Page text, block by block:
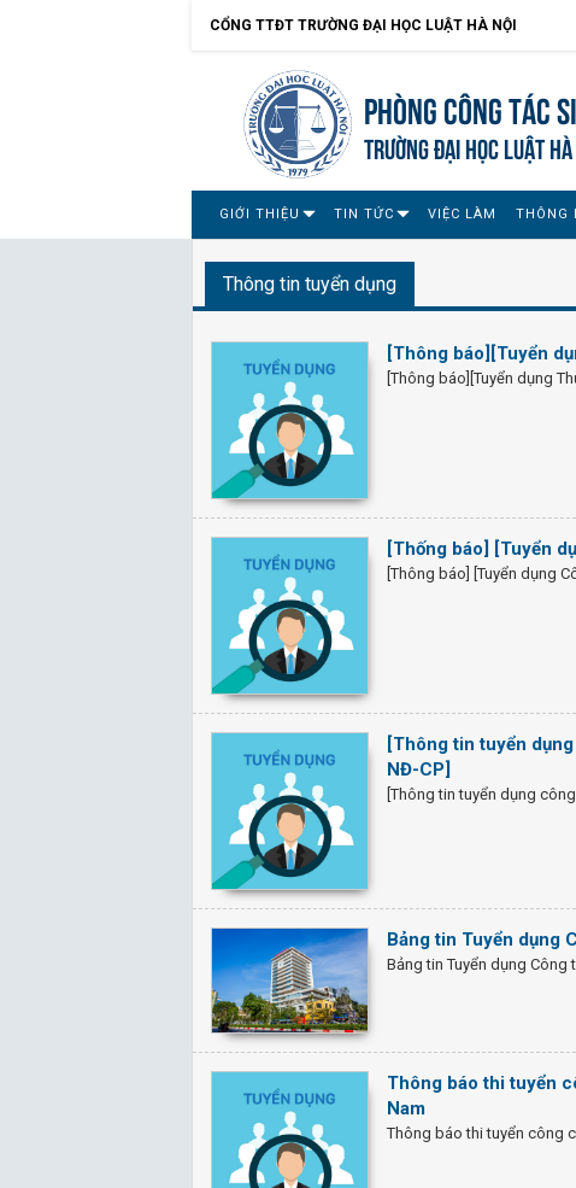
CỔNG TTĐT TRƯỜNG ĐẠI HỌC LUẬT HÀ NỘI
Phòng Công tác
TRƯỜNG ĐẠI HỌC LUẬT
GIỚI THIỆU TIN TỨC VIỆC LÀM THÔNG
Thông tin tuyển dụng
[Thông báo][Tuyển
[Thông báo][Tuyển dụng
[Thống báo] [Tuyển
[Thông báo] [Tuyển dụng
[Thông tin tuyển
NĐ-CP]
[Thông tin tuyển dụng
Bảng tin Tuyển dụng
Bảng tin Tuyển dụng Công
Thông báo thi tuyển
Nam
Thông báo thi tuyển công